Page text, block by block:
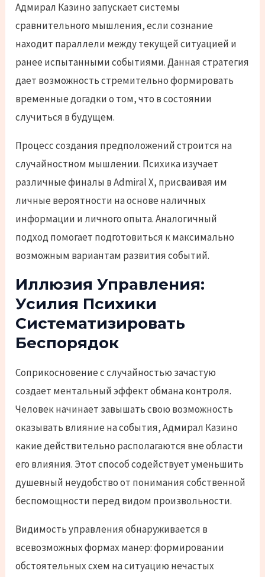
Адмирал Казино запускает системы
сравнительного мышления, если сознание
находит параллели между текущей ситуацией и
ранее испытанными событиями. Данная стратегия
дает возможность стремительно формировать
временные догадки о том, что в состоянии
случиться в будущем.
Процесс создания предположений строится на
случайностном мышлении. Психика изучает
различные финалы в Admiral X, присваивая им
личные вероятности на основе наличных
информации и личного опыта. Аналогичный
подход помогает подготовиться к максимально
возможным вариантам развития событий.
Иллюзия Управления:
Усилия Психики
Систематизировать
Беспорядок
Соприкосновение с случайностью зачастую
создает ментальный эффект обмана контроля.
Человек начинает завышать свою возможность
оказывать влияние на события, Адмирал Казино
какие действительно располагаются вне области
его влияния. Этот способ содействует уменьшить
душевный неудобство от понимания собственной
беспомощности перед видом произвольности.
Видимость управления обнаруживается в
всевозможных формах манер: формировании
обстоятельных схем на ситуацию нечастых